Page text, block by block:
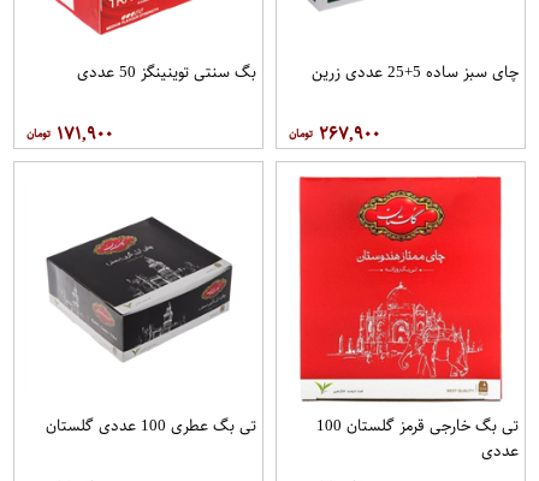
چای سبز ساده 5+25 عددی زرین
۲۶۷,۹۰۰
بگ سنتی توینینگز 50 عددی
۱۷۱,۹۰۰
تی بگ خارجی قرمز گلستان 100
عددی
تی بگ عطری 100 عددی گلستان